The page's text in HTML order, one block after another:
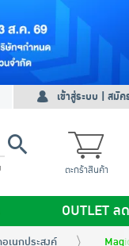
เข้าสู่ระบบ | สมั
ตะกร้าสินค้า
OUTLET
อเนกประสงค์